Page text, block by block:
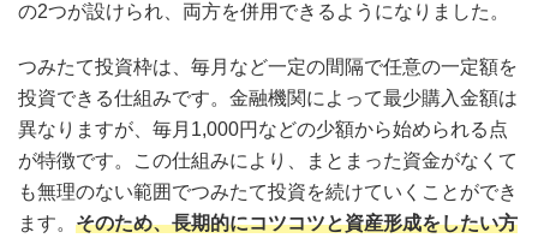
の2つが設けられ、両方を併用できるようになりました。
つみたて投資枠は、毎月など一定の間隔で任意の一定額を
投資できる仕組みです。金融機関によって最少購入金額は
異なりますが、毎月1,000円などの少額から始められる点
が特徴です。この仕組みにより、まとまった資金がなくて
も無理のない範囲でつみたて投資を続けていくことができ
ます。 そのため、長期的にコツコツと資産形成をしたい方